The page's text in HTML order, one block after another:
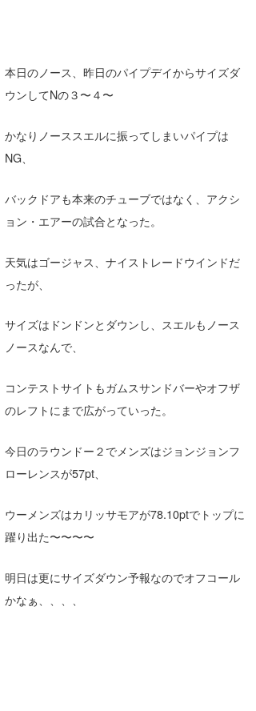
本日のノース、昨日のパイプデイからサイズダ
ウンしてNの３〜４〜
かなりノーススエルに振ってしまいパイプは
NG、
バックドアも本来のチューブではなく、アクシ
ョン・エアーの試合となった。
天気はゴージャス、ナイストレードウインドだ
ったが、
サイズはドンドンとダウンし、スエルもノース
ノースなんで、
コンテストサイトもガムスサンドバーやオフザ
のレフトにまで広がっていった。
今日のラウンドー２でメンズはジョンジョンフ
ローレンスが57pt、
ウーメンズはカリッサモアが78.10ptでトップに
躍り出た〜〜〜〜
明日は更にサイズダウン予報なのでオフコール
かなぁ、、、、
沖縄
ライター/寄稿メディア
Yasunari Inoue
Yoshiyuki Obata
arukasvision
DELTA FORCE SURF
CBA Films
熊谷素子
Colors MAGAZINE
WAVAL
福島寿実子
中浦“JET”章
嵯峨明日香
進士剛光
田原啓江
植村未来
NOBUFUKU
大野”MAR”修聖
喜納海人
波伝説スタッフ
☆加藤
+☆maki☆+
Aichan
chan-U
ECE
G◎Da
H
KOBU
MIN
波伝説